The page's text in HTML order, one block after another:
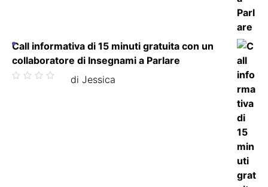
Call informativa di 15 minuti gratuita con un
collaboratore di Insegnami a Parlare
Valutato di Jessica